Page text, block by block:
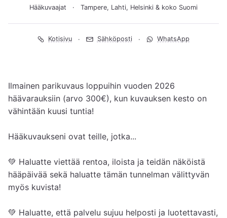
Hääkuvaajat Tampere, Lahti, Helsinki & koko Suomi
Kotisivu Sähköposti WhatsApp
Ilmainen parikuvaus loppuihin vuoden 2026
häävarauksiin (arvo 300€), kun kuvauksen kesto on
vähintään kuusi tuntia!
Hääkuvaukseni ovat teille, jotka...
💚 Haluatte viettää rentoa, iloista ja teidän näköistä
hääpäivää sekä haluatte tämän tunnelman välittyvän
myös kuvista!
💚 Haluatte, että palvelu sujuu helposti ja luotettavasti,